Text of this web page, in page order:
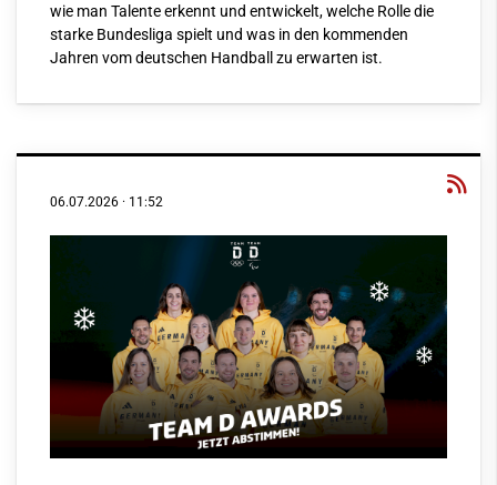
wie man Talente erkennt und entwickelt, welche Rolle die
starke Bundesliga spielt und was in den kommenden
Jahren vom deutschen Handball zu erwarten ist.
06.07.2026 · 11:52